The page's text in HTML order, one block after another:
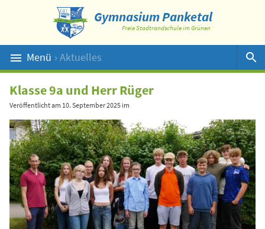
Gymnasium Panketal
Freie Stadtrandschule im Grünen
Menü › Aktuelles
Suche
Klasse 9a und Herr Rüger
Veröffentlicht am 10. September 2025 im